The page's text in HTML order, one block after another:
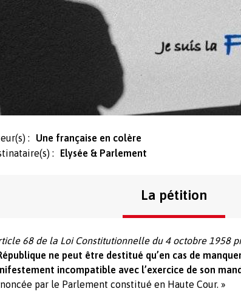
:
Une française en colère
:
Elysée & Parlement
La pétition
68 de la Loi Constitutionnelle du 4 octobre 1958
ne peut être destitué qu’en cas de
incompatible avec l’exercice de son
par le Parlement constitué en Haute Cour. »